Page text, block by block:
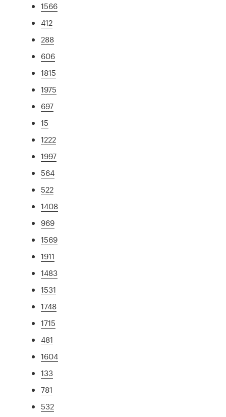
1566
412
288
606
1815
1975
697
15
1222
1997
564
522
1408
969
1569
1911
1483
1531
1748
1715
481
1604
133
781
532